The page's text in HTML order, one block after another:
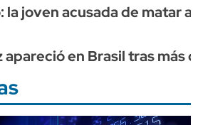
la joven acusada de matar
en Brasil tras más